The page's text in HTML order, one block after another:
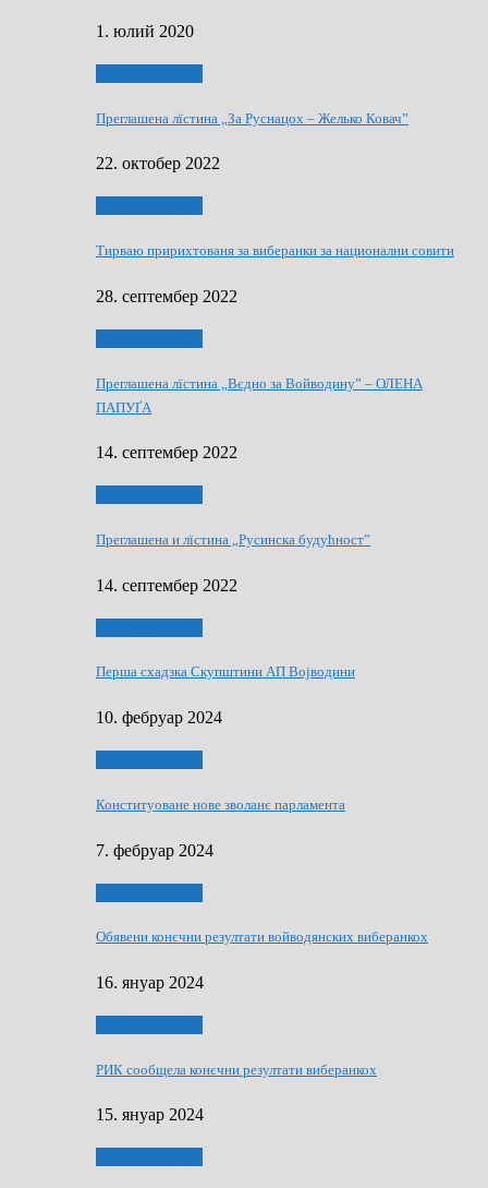
1. юлий 2020
Преглашена лїстина „За Руснацох – Желько Ковач”
22. октобер 2022
Тирваю пририхтованя за виберанки за национални совити
28. септембер 2022
Преглашена лїстина „Вєдно за Войводину” – ОЛЕНА
ПАПУҐА
14. септембер 2022
Преглашена и лїстина „Русинска будућност”
14. септембер 2022
Перша схадзка Скупштини АП Војводини
10. фебруар 2024
Конституоване нове зволанє парламентa
7. фебруар 2024
Обявени конєчни резултати войводянских виберанкох
16. януар 2024
РИК сообщела конєчни резултати виберанкох
15. януар 2024